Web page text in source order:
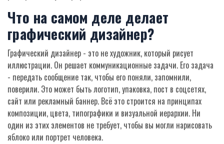
Что на самом деле делает
графический дизайнер?
Графический дизайнер - это не художник, который рисует
иллюстрации. Он решает коммуникационные задачи. Его задача
- передать сообщение так, чтобы его поняли, запомнили,
поверили. Это может быть логотип, упаковка, пост в соцсетях,
сайт или рекламный баннер. Всё это строится на принципах
композиции, цвета, типографики и визуальной иерархии. Ни
один из этих элементов не требует, чтобы вы могли нарисовать
яблоко или портрет человека.